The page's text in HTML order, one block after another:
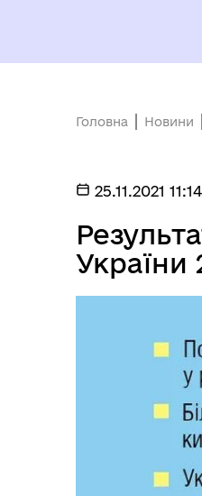
Головна Новини
25.11.2021 11:14
України